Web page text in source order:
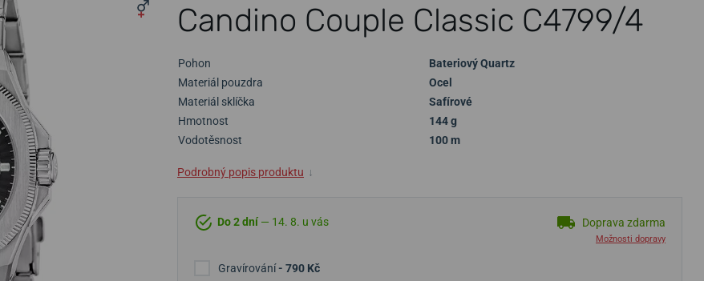
Candino Couple Classic C4799/4
Pohon
Bateriový Quartz
Materiál pouzdra
Ocel
Materiál sklíčka
Safírové
Hmotnost
144 g
Vodotěsnost
100 m
Podrobný popis produktu ↓
Do 2 dní — 14. 8. u vás Doprava zdarma
Možnosti dopravy
Gravírování- 790 Kč